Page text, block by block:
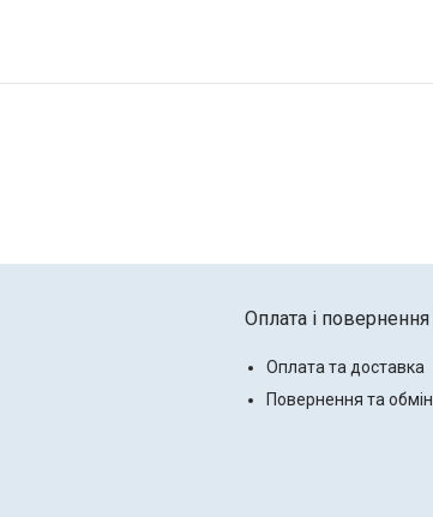
Оплата і повернення
Оплата та доставка
Повернення та обмін